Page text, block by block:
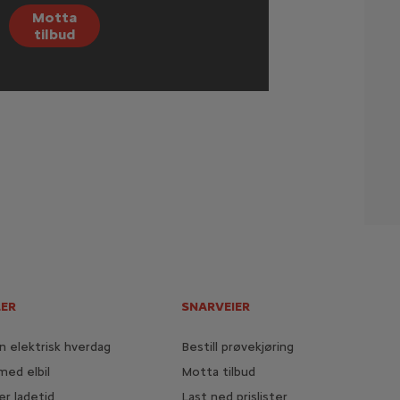
Motta
tilbud
elektrisk hverdag
elbil
SNARVEIER
Bestill prøvekjøring
Motta tilbud